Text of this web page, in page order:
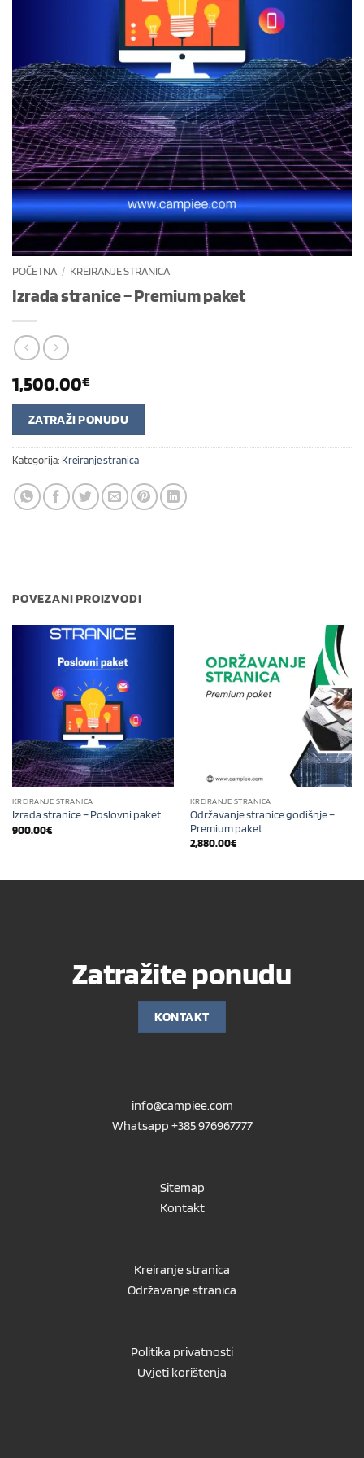
POČETNA / KREIRANJE STRANICA
Izrada stranice – Premium paket
1,500.00€
ZATRAŽI PONUDU
Kategorija: Kreiranje stranica
POVEZANI PROIZVODI
KREIRANJE STRANICA
Izrada stranice – Poslovni paket
900.00€
KREIRANJE STRANICA
Održavanje stranice godišnje –
Premium paket
2,880.00€
Zatražite ponudu
KONTAKT
info@campiee.com
Whatsapp +385 976967777
Sitemap
Kontakt
Kreiranje stranica
Održavanje stranica
Politika privatnosti
Uvjeti korištenja